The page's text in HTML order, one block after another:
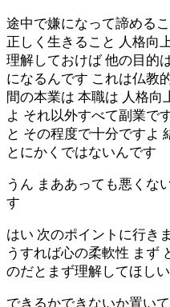
途中で嫌になって諦める
正しく生きること 人格向
理解しておけば 他の目的
になるんです これは仏教
間の本業は 本職は 人格
よ それ以外すべて副業で
と その程度で十分ですよ
とにかくではないんです
うん まああっても悪くな
す
はい 次のポイントに行き
うすれば心の柔軟性 まず
のだとまず理解してほしい
できるかできないか置い